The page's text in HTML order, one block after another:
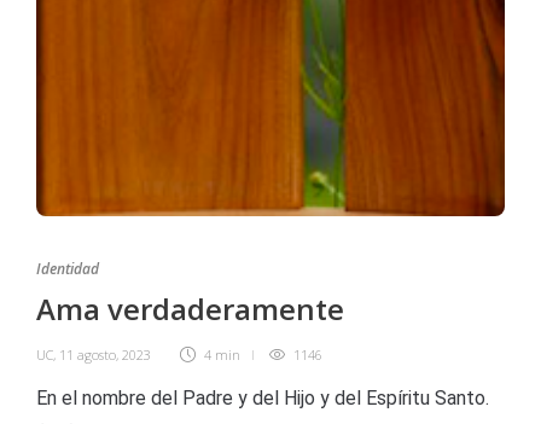
Identidad
Ama verdaderamente
UC, 11 agosto, 2023 4 min 1146
En el nombre del Padre y del Hijo y del Espíritu Santo.